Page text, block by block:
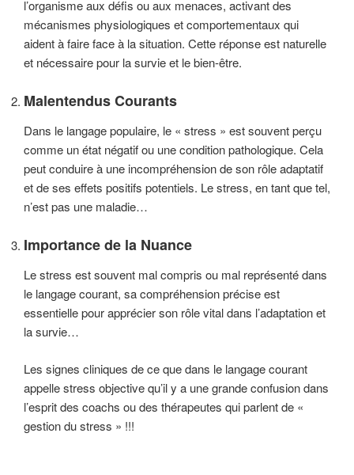
l’organisme aux défis ou aux menaces, activant des
mécanismes physiologiques et comportementaux qui
aident à faire face à la situation. Cette réponse est naturelle
et nécessaire pour la survie et le bien-être.
Malentendus Courants
Dans le langage populaire, le « stress » est souvent perçu
comme un état négatif ou une condition pathologique. Cela
peut conduire à une incompréhension de son rôle adaptatif
et de ses effets positifs potentiels. Le stress, en tant que tel,
n’est pas une maladie…
Importance de la Nuance
Le stress est souvent mal compris ou mal représenté dans
le langage courant, sa compréhension précise est
essentielle pour apprécier son rôle vital dans l’adaptation et
la survie…
Les signes cliniques de ce que dans le langage courant
appelle stress objective qu’il y a une grande confusion dans
l’esprit des coachs ou des thérapeutes qui parlent de «
gestion du stress » !!!